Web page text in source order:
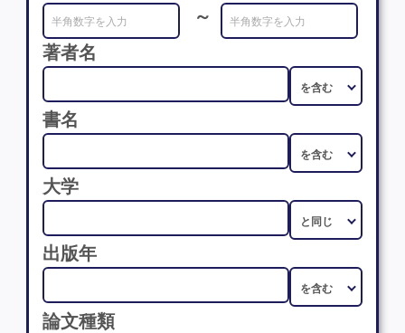
～
著者名
書名
大学
出版年
論文種類